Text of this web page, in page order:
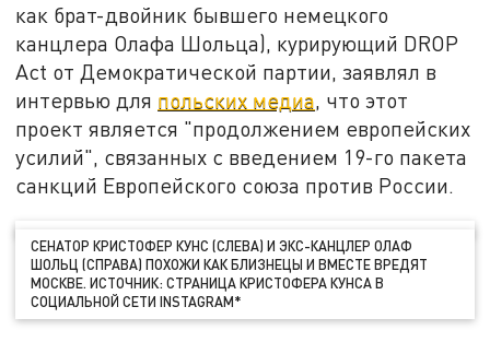
как брат-двойник бывшего немецкого
канцлера Олафа Шольца), курирующий DROP
Act от Демократической партии, заявлял в
интервью для польских медиа , что этот
проект является "продолжением европейских
усилий", связанных с введением 19-го пакета
санкций Европейского союза против России.
СЕНАТОР КРИСТОФЕР КУНС (СЛЕВА) И ЭКС-КАНЦЛЕР ОЛАФ
ШОЛЬЦ (СПРАВА) ПОХОЖИ КАК БЛИЗНЕЦЫ И ВМЕСТЕ ВРЕДЯТ
МОСКВЕ. ИСТОЧНИК: СТРАНИЦА КРИСТОФЕРА КУНСА В
СОЦИАЛЬНОЙ СЕТИ INSTAGRAM*